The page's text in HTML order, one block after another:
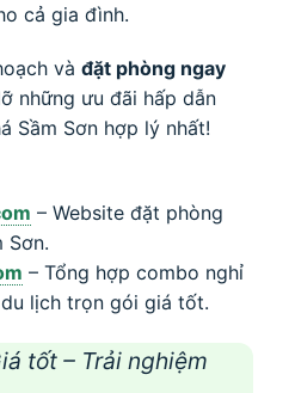
cả gia đình.
và đặt phòng ngay
những ưu đãi hấp dẫn
Sầm Sơn hợp lý nhất!
– Website đặt phòng
Sơn.
– Tổng hợp combo nghỉ
lịch trọn gói giá tốt.
tốt – Trải nghiệm